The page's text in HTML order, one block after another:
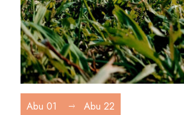
Abu 01 Abu 22